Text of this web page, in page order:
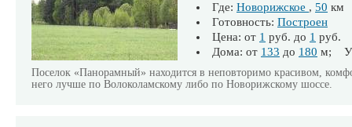
Где: Новорижское , 50 км
Готовность: Построен
Цена: от 1 руб. до 1 руб.
Дома: от 133 до 180 м;
Поселок «Панорамный» находится в неповторимо красивом,
него лучше по Волоколамскому либо по Новорижскому шоссе.